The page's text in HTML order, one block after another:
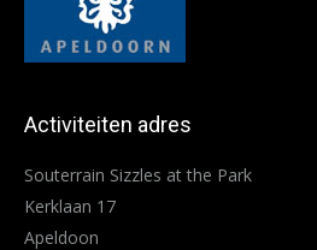
Activiteiten adres
Souterrain Sizzles at the Park
Kerklaan 17
Apeldoon